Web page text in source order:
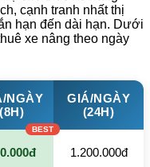
cạnh tranh nhất thị
hạn đến dài hạn. Dưới
xe nâng theo ngày
NGÀY
(8H)
GIÁ/NGÀY
(24H)
1.200.000đ